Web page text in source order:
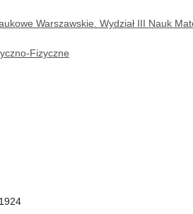
Warszawskie. Wydział III Nauk
Fizyczne